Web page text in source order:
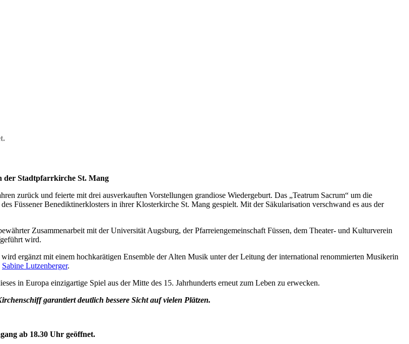
der Stadtpfarrkirche St. Mang
zurück und feierte mit drei ausverkauften Vorstellungen grandiose Wiedergeburt. Das „Teatrum Sacrum“ um die
Füssener Benediktinerklosters in ihrer Klosterkirche St. Mang gespielt. Mit der Säkularisation verschwand es aus der
Zusammenarbeit mit der Universität Augsburg, der Pfarreiengemeinschaft Füssen, dem Theater- und Kulturverein
wird.
ergänzt mit einem hochkarätigen Ensemble der Alten Musik unter der Leitung der international renommierten Musikerin
Sabine Lutzenberger.
in Europa einzigartige Spiel aus der Mitte des 15. Jahrhunderts erneut zum Leben zu erwecken.
garantiert deutlich bessere Sicht auf vielen Plätzen.
ab 18.30 Uhr geöffnet.